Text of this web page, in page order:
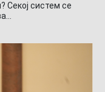
Секој систем се